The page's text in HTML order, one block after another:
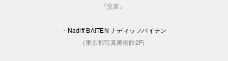
『交差』
・ Nadiff BAITEN ナディッフバイテン
(東京都写真美術館2F)